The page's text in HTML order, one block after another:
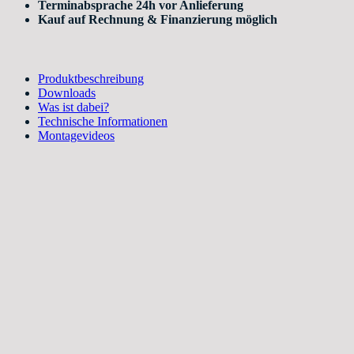
Terminabsprache 24h vor Anlieferung
Kauf auf Rechnung & Finanzierung möglich
Produktbeschreibung
Downloads
Was ist dabei?
Technische Informationen
Montagevideos